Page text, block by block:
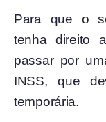
Para que o
tenha direito
passar por
INSS, que
temporária.